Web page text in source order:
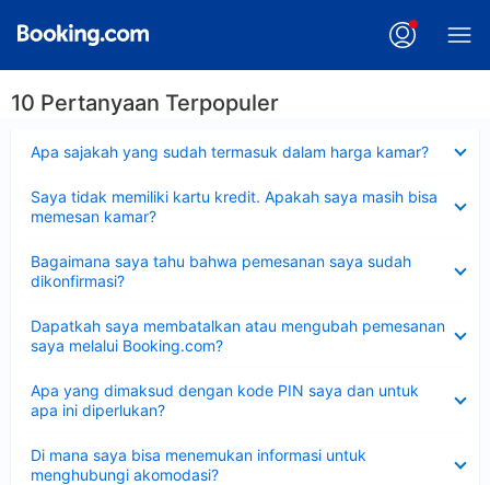
10 Pertanyaan Terpopuler
Apa sajakah yang sudah termasuk dalam harga kamar?
Saya tidak memiliki kartu kredit. Apakah saya masih bisa
memesan kamar?
Bagaimana saya tahu bahwa pemesanan saya sudah
dikonfirmasi?
Dapatkah saya membatalkan atau mengubah pemesanan
saya melalui Booking.com?
Apa yang dimaksud dengan kode PIN saya dan untuk
apa ini diperlukan?
Di mana saya bisa menemukan informasi untuk
menghubungi akomodasi?